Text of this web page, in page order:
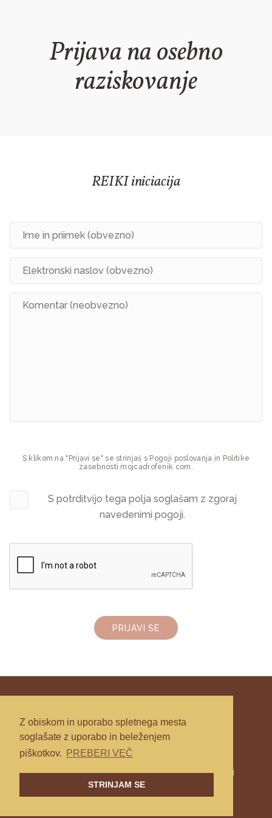
Z obiskom in uporabo spletnega mesta
soglašate z uporabo in beleženjem
piškotkov.
PREBERI VEČ
STRINJAM SE
Prijava na osebno
raziskovanje
REIKI iniciacija
S klikom na "Prijavi se" se strinjaš s Pogoji poslovanja in Politike
zasebnosti mojcadrofenik.com.
S potrditvijo tega polja soglašam z zgoraj
navedenimi pogoji.
PRIJAVI SE
Splošni pogoji poslovanja|Politika zasebnosti